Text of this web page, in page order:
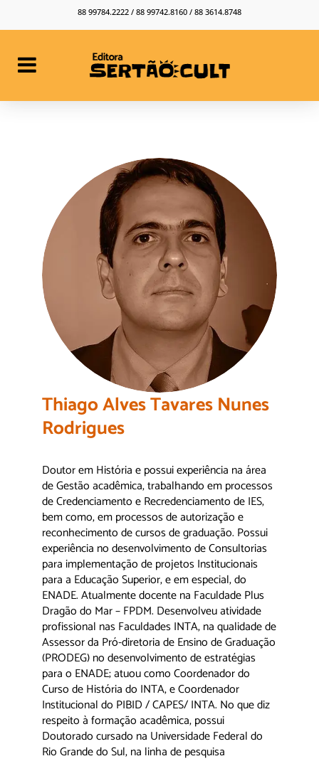
88 99784.2222 / 88 99742.8160 / 88 3614.8748
Thiago Alves Tavares Nunes
Rodrigues
Doutor em História e possui experiência na área
de Gestão acadêmica, trabalhando em processos
de Credenciamento e Recredenciamento de IES,
bem como, em processos de autorização e
reconhecimento de cursos de graduação. Possui
experiência no desenvolvimento de Consultorias
para implementação de projetos Institucionais
para a Educação Superior, e em especial, do
ENADE. Atualmente docente na Faculdade Plus
Dragão do Mar – FPDM. Desenvolveu atividade
profissional nas Faculdades INTA, na qualidade de
Assessor da Pró-diretoria de Ensino de Graduação
(PRODEG) no desenvolvimento de estratégias
para o ENADE; atuou como Coordenador do
Curso de História do INTA, e Coordenador
Institucional do PIBID / CAPES/ INTA. No que diz
respeito à formação acadêmica, possui
Doutorado cursado na Universidade Federal do
Rio Grande do Sul, na linha de pesquisa